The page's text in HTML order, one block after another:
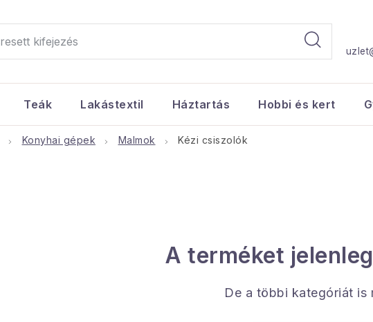
Teák Lakástextil Háztartás Hobbi és kert
Konyhai gépek Malmok Kézi csiszolók
A terméket
De a többi kategóriát is